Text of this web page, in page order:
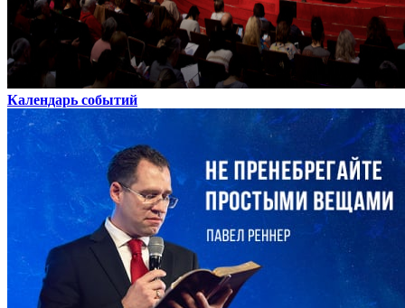
Календарь событий